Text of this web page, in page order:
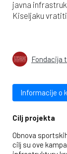
javna
Kiseljaku
Fondacija
Informacije o
Cilj projekta
Obnova
cilj su ove